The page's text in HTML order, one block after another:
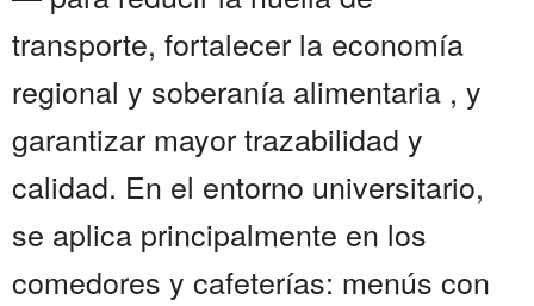
transporte, fortalecer la economía
regional y soberanía alimentaria , y
garantizar mayor trazabilidad y
calidad. En el entorno universitario,
se aplica principalmente en los
comedores y cafeterías: menús con